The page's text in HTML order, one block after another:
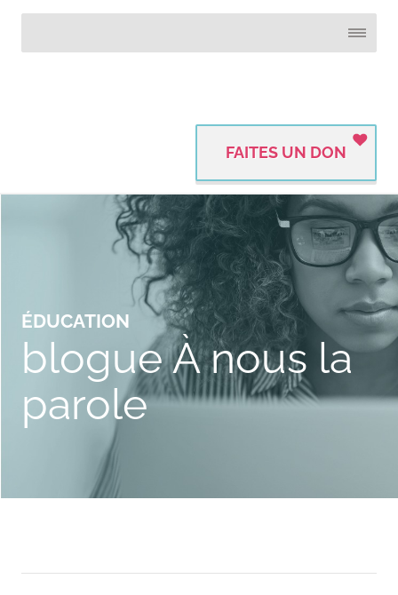
FAITES UN DON
ÉDUCATION
blogue À nous la
parole